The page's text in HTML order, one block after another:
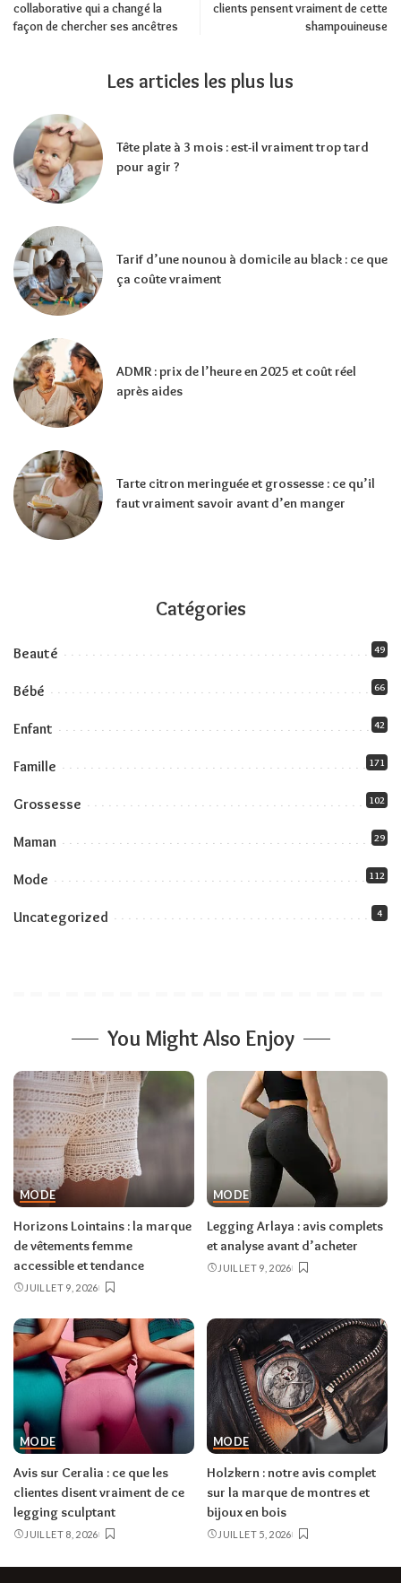
collaborative qui a changé la
façon de chercher ses ancêtres
clients pensent vraiment de cette
shampouineuse
Les articles les plus lus
Tête plate à 3 mois : est-il vraiment trop tard
pour agir ?
Tarif d’une nounou à domicile au black : ce que
ça coûte vraiment
ADMR : prix de l’heure en 2025 et coût réel
après aides
Tarte citron meringuée et grossesse : ce qu’il
faut vraiment savoir avant d’en manger
Catégories
Beauté 49
Bébé 66
Enfant 42
Famille 171
Grossesse 102
Maman 29
Mode 112
Uncategorized 4
You Might Also Enjoy
MODE
Horizons Lointains : la marque
de vêtements femme
accessible et tendance
JUILLET 9, 2026
MODE
Legging Arlaya : avis complets
et analyse avant d’acheter
JUILLET 9, 2026
MODE
Avis sur Ceralia : ce que les
clientes disent vraiment de ce
legging sculptant
JUILLET 8, 2026
MODE
Holzkern : notre avis complet
sur la marque de montres et
bijoux en bois
JUILLET 5, 2026